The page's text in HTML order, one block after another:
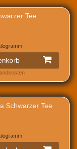
Tee
Schwarzer Tee